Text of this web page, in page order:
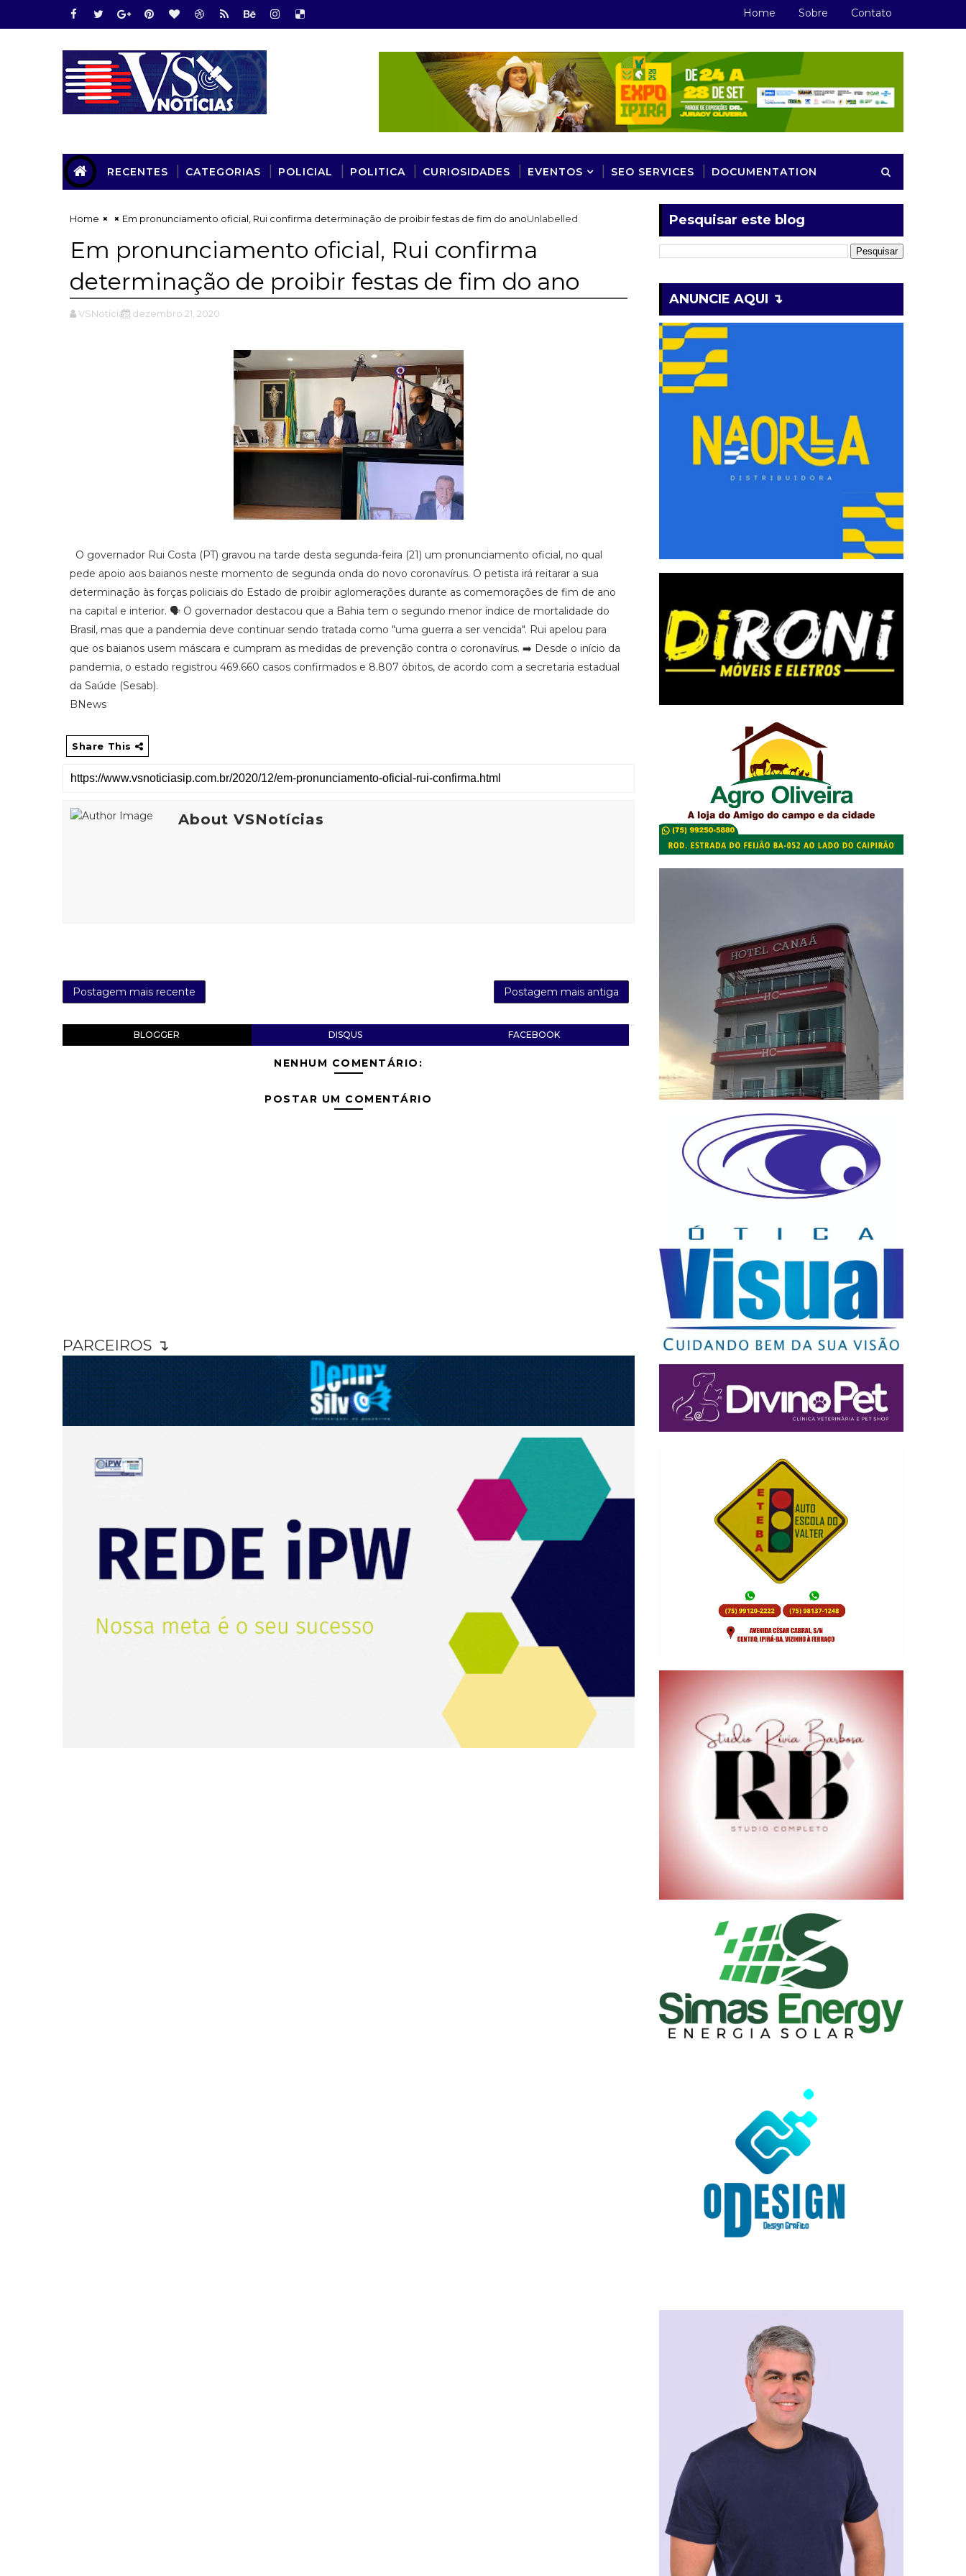
Home Sobre Contato
RECENTES CATEGORIAS POLICIAL POLITICA CURIOSIDADES EVENTOS SEO SERVICES DOCUMENTATION
Home Unlabelled
Em pronunciamento oficial, Rui confirma determinação de proibir festas de fim do ano
Em pronunciamento oficial, Rui confirma
determinação de proibir festas de fim do ano
VSNotícias dezembro 21, 2020
O governador Rui Costa (PT) gravou na tarde desta segunda-feira (21) um pronunciamento oficial, no qual
pede apoio aos baianos neste momento de segunda onda do novo coronavírus. O petista irá reitarar a sua
determinação às forças policiais do Estado de proibir aglomerações durante as comemorações de fim de ano
na capital e interior. 🗣️ O governador destacou que a Bahia tem o segundo menor índice de mortalidade do
Brasil, mas que a pandemia deve continuar sendo tratada como "uma guerra a ser vencida". Rui apelou para
que os baianos usem máscara e cumpram as medidas de prevenção contra o coronavírus. ➡️ Desde o início da
pandemia, o estado registrou 469.660 casos confirmados e 8.807 óbitos, de acordo com a secretaria estadual
da Saúde (Sesab).
BNews
Share This
About VSNotícias
Postagem mais recente Postagem mais antiga
BLOGGER DISQUS FACEBOOK
NENHUM COMENTÁRIO:
POSTAR UM COMENTÁRIO
PARCEIROS ↴
Pesquisar este blog
ANUNCIE AQUI ↴